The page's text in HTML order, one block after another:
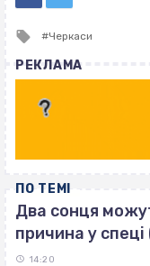
Tagged
Черкаси
РЕКЛАМА
ПО ТЕМІ
Два сонця
причина у
14:20